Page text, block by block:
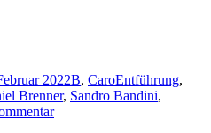
2022B, CaroEntführung,
Brenner, Sandro Bandini,
zu